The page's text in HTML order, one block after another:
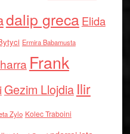
dalip grecaElida
Ermira Babamusta
Frank
Gezim Llojdia Ilir
Zylo Kolec Traboini